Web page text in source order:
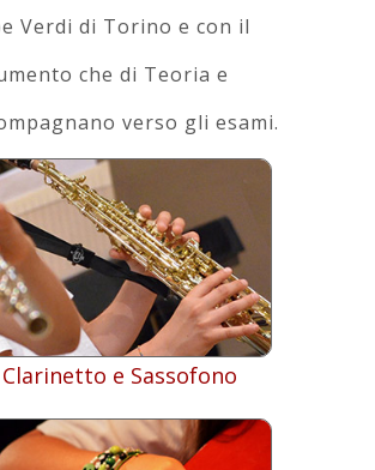
Verdi di Torino e con il
che di Teoria e
verso gli esami.
Clarinetto e Sassofono